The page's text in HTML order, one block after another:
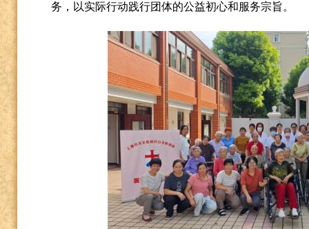
务，以实际行动践行团体的公益初心和服务宗旨。